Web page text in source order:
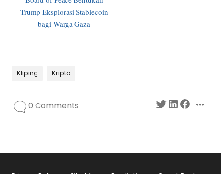
Trump Eksplorasi Stablecoin
bagi Warga Gaza
Kliping Kripto
0 Comments